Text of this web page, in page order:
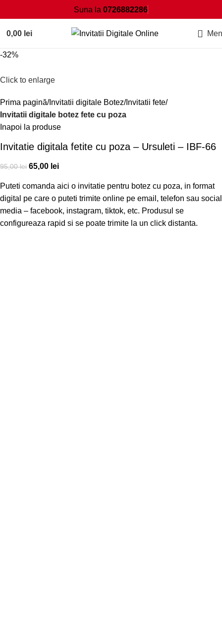
Suna la 0726882286
0,00 lei
-32%
Click to enlarge
Prima pagină Invitatii digitale Botez Invitatii fete
Invitatii digitale botez fete cu poza
Inapoi la produse
Invitatie digitala fetite cu poza – Ursuleti – IBF-66
95,00lei 65,00 lei
Puteti comanda aici o invitatie pentru botez cu poza, in format
digital pe care o puteti trimite online pe email, telefon sau social
media – facebook, instagram, tiktok, etc. Produsul se
configureaza rapid si se poate trimite la un click distanta.